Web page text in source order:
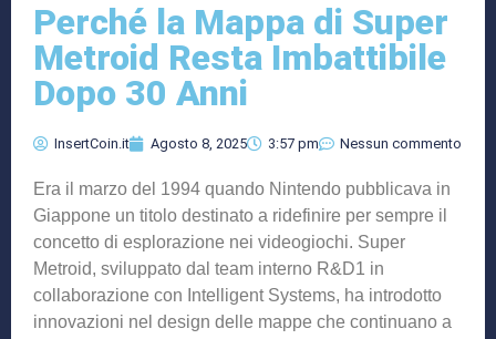
Perché la Mappa di Super
Metroid Resta Imbattibile
Dopo 30 Anni
InsertCoin.it Agosto 8, 2025 3:57 pm Nessun commento
Era il marzo del 1994 quando Nintendo pubblicava in
Giappone un titolo destinato a ridefinire per sempre il
concetto di esplorazione nei videogiochi. Super
Metroid, sviluppato dal team interno R&D1 in
collaborazione con Intelligent Systems, ha introdotto
innovazioni nel design delle mappe che continuano a